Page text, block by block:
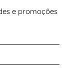
e promoções